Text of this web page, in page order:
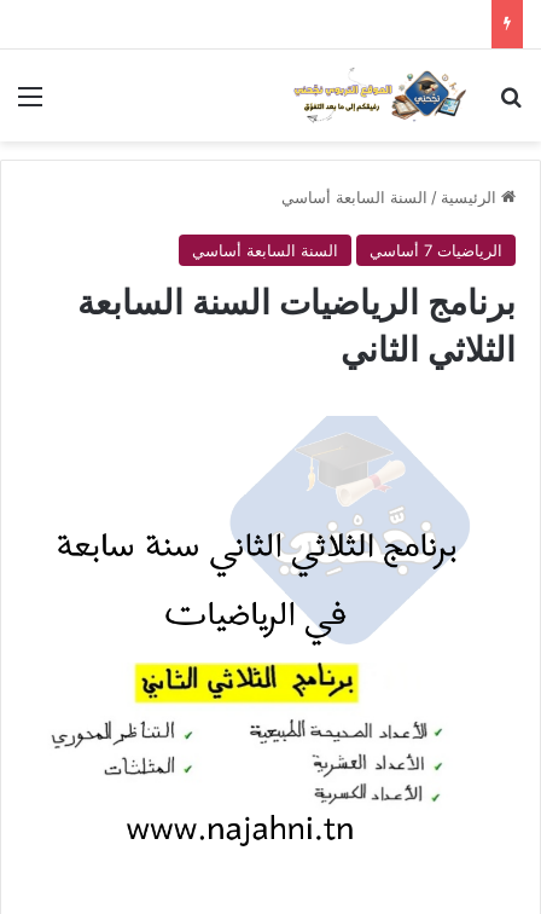
بحث عن
الرئيسية / السنة السابعة أساسي
الرياضيات 7 أساسي السنة السابعة أساسي
برنامج الرياضيات السنة السابعة
الثلاثي الثاني